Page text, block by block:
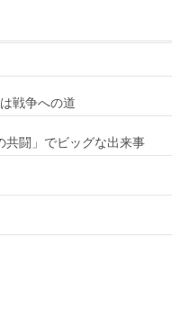
戦争への道
闘」でビッグな出来事